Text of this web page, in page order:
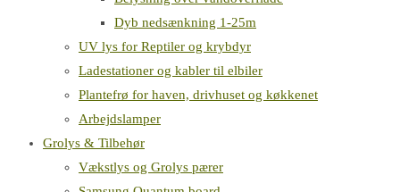
Dyb nedsænkning 1-25m
UV lys for Reptiler og krybdyr
Ladestationer og kabler til elbiler
Plantefrø for haven, drivhuset og køkkenet
Arbejdslamper
Grolys & Tilbehør
Vækstlys og Grolys pærer